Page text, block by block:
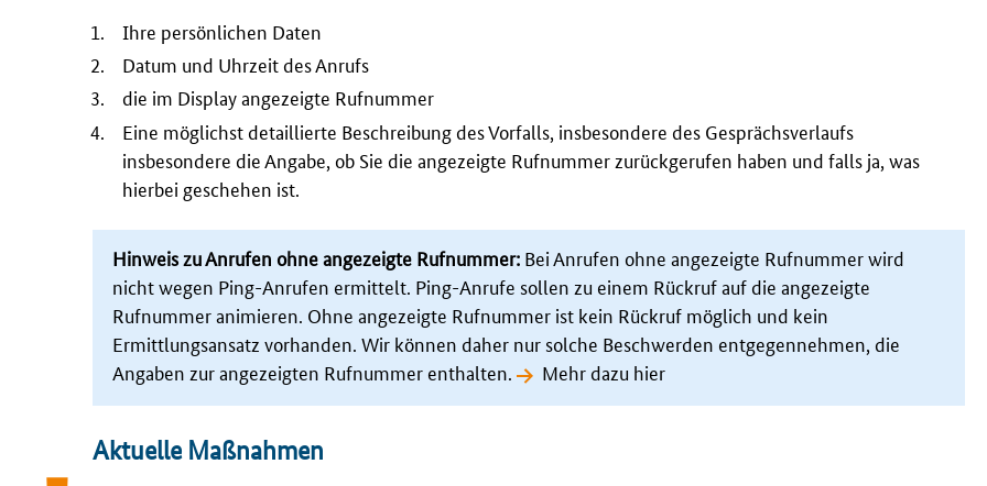
Ihre persönlichen Daten
Datum und Uhrzeit des Anrufs
die im Displayangezeigte Rufnummer
Eine möglichst detaillierte Beschreibung des Vorfalls, insbesondere des Gesprächsverlaufs
insbesondere die Angabe, ob Sie die angezeigte Rufnummer zurückgerufen haben und falls ja, was
hierbei geschehen ist.
Hinweis zu Anrufen ohne angezeigte Rufnummer: Bei Anrufen ohne angezeigte Rufnummer wird
nicht wegen Ping-Anrufen ermittelt. Ping-Anrufe sollen zu einem Rückruf auf die angezeigte
Rufnummer animieren. Ohne angezeigte Rufnummer ist kein Rückruf möglich und kein
Ermittlungsansatz vorhanden. Wir können daher nur solche Beschwerden entgegennehmen, die
Angaben zur angezeigten Rufnummer enthalten.
Mehr dazu hier
Aktuelle Maßnahmen